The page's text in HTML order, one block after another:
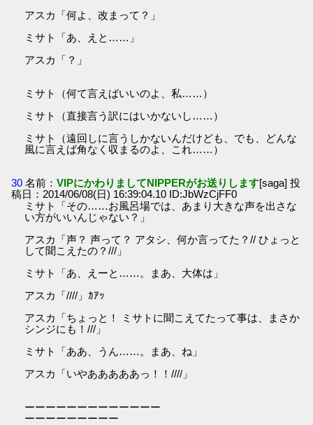
アスカ「何よ、改まって？」
ミサト「あ、えと……」
アスカ「？」
ミサト（何て言えばいいのよ、私……）
ミサト（直接言う訳にはいかないし……）
ミサト（遠回しに言うしかないんだけども、でも、どんな
風に言えば角なく収まるのよ、これ……）
30 名前：VIPにかわりましてNIPPERがお送りします[saga] 投
稿日：2014/06/08(日) 16:39:04.10 ID:JbWzCjFF0
ミサト「その……お風呂場では、あまり大きな声を出さな
い方がいいんじゃない？」
アスカ「声？ 声って？ アタシ、何か言ってた？// ひょっと
して聞こえたの？///」
ミサト「あ、えーと……。まあ、大体は」
アスカ「////」ｶｱｯ
アスカ「ちょっと！ ミサトに聞こえてたって事は、まさか
シンジにも！///」
ミサト「ああ、うん……。まあ、ね」
アスカ「いやあああああっ！！////」
ーーーーーーーーーーーーー
ーーーーーーーーー